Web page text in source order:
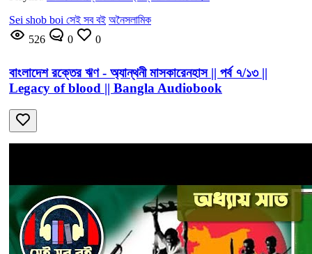
Sei shob boi সেই সব বই অনৈসলামিক
526
0 0
বাংলাদেশ রক্তের ঋণ - অ্যান্থনী মাসকারেনহাস || পর্ব ৭/১৩ ||
Legacy of blood || Bangla Audiobook